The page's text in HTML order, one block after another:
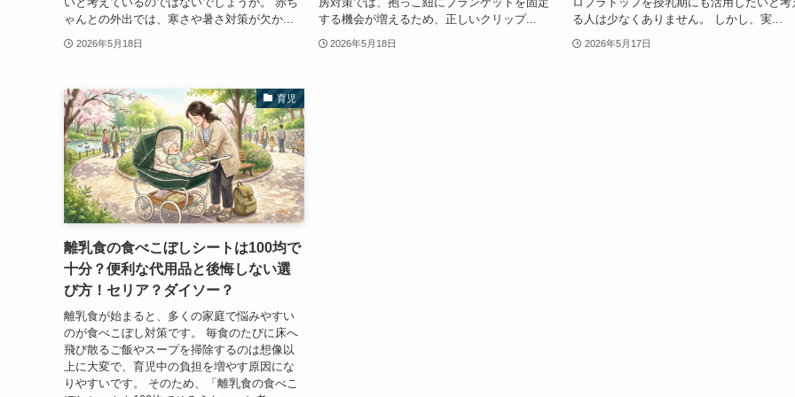
ゃんとの外出では、寒さや暑さ対策が欠か...
2026年5月18日
する機会が増えるため、正しいクリップ...
2026年5月18日
る人は少なくありません。 しかし、実...
2026年5月17日
育児
離乳食の食べこぼしシートは100均で
十分？便利な代用品と後悔しない選
び方！セリア？ダイソー？
離乳食が始まると、多くの家庭で悩みやすい
のが食べこぼし対策です。 毎食のたびに床へ
飛び散るご飯やスープを掃除するのは想像以
上に大変で、育児中の負担を増やす原因にな
りやすいです。 そのため、「離乳食の食べこ